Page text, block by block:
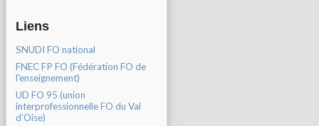
Liens
SNUDI FO national
FNEC FP FO (Fédération FO de
l'enseignement)
UD FO 95 (union
interprofessionnelle FO du Val
d'Oise)